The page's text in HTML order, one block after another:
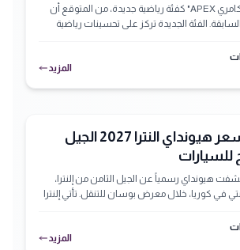
تويوتا تسجل اسم "كامري APEX" كفئة رياضية جديدة، من المتوقع أن
تحل محل فئة TRD السابقة. الفئة الجديدة تركز على تحسينات رياضية
كامري، مما يجعلها خيارًا مثيرًا لعشاق
المزيد
مواصفات وسعر هيونداي النترا 2027 الجيل
للسيارات
يونيو 2026، كشفت هيونداي رسمياً عن الجيل الثامن من إلنترا،
في كوريا، خلال معرض بوسان للتنقل. تأتي إلنترا
وحتى الآن، لم تُعلن هيونداي الأسعار النهائية أو موعدالمزيد